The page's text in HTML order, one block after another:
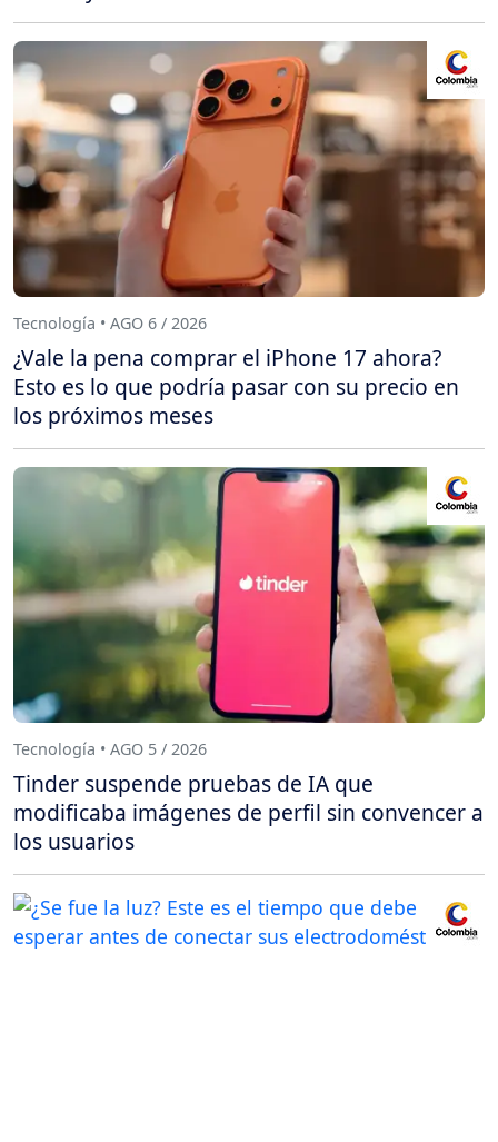
Tecnología • AGO 6 / 2026
¿Vale la pena comprar el iPhone 17 ahora?
Esto es lo que podría pasar con su precio en
los próximos meses
Tecnología • AGO 5 / 2026
Tinder suspende pruebas de IA que
modificaba imágenes de perfil sin convencer a
los usuarios